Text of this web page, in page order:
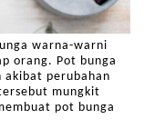
warna-warni
orang. Pot bunga
perubahan
mungkit
pot bunga